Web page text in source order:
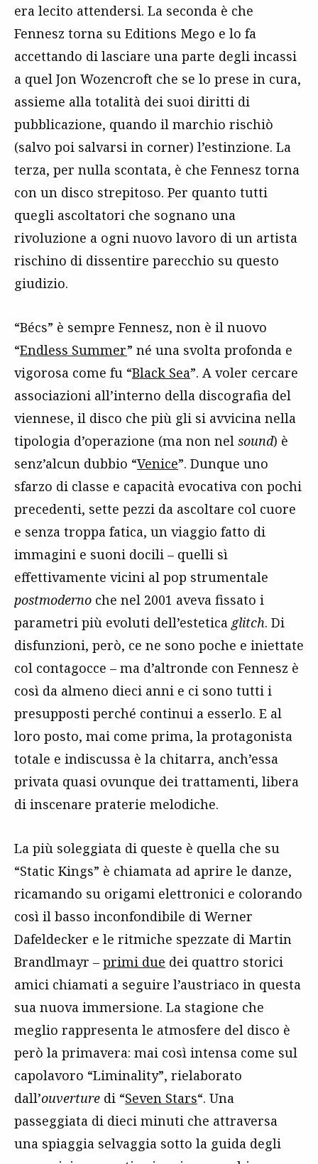
era lecito attendersi. La seconda è che
Fennesz torna su Editions Mego e lo fa
accettando di lasciare una parte degli incassi
a quel Jon Wozencroft che se lo prese in cura,
assieme alla totalità dei suoi diritti di
pubblicazione, quando il marchio rischiò
(salvo poi salvarsi in corner) l’estinzione. La
terza, per nulla scontata, è che Fennesz torna
con un disco strepitoso. Per quanto tutti
quegli ascoltatori che sognano una
rivoluzione a ogni nuovo lavoro di un artista
rischino di dissentire parecchio su questo
giudizio.
“Bécs” è sempre Fennesz, non è il nuovo
“Endless Summer” né una svolta profonda e
vigorosa come fu “Black Sea”. A voler cercare
associazioni all’interno della discografia del
viennese, il disco che più gli si avvicina nella
tipologia d’operazione (ma non nel sound) è
senz’alcun dubbio “Venice”. Dunque uno
sfarzo di classe e capacità evocativa con pochi
precedenti, sette pezzi da ascoltare col cuore
e senza troppa fatica, un viaggio fatto di
immagini e suoni docili – quelli sì
effettivamente vicini al pop strumentale
postmoderno che nel 2001 aveva fissato i
parametri più evoluti dell’estetica glitch. Di
disfunzioni, però, ce ne sono poche e iniettate
col contagocce – ma d’altronde con Fennesz è
così da almeno dieci anni e ci sono tutti i
presupposti perché continui a esserlo. E al
loro posto, mai come prima, la protagonista
totale e indiscussa è la chitarra, anch’essa
privata quasi ovunque dei trattamenti, libera
di inscenare praterie melodiche.
La più soleggiata di queste è quella che su
“Static Kings” è chiamata ad aprire le danze,
ricamando su origami elettronici e colorando
così il basso inconfondibile di Werner
Dafeldecker e le ritmiche spezzate di Martin
Brandlmayr – primi due dei quattro storici
amici chiamati a seguire l’austriaco in questa
sua nuova immersione. La stagione che
meglio rappresenta le atmosfere del disco è
però la primavera: mai così intensa come sul
capolavoro “Liminality”, rielaborato
dall’ouverture di “Seven Stars“. Una
passeggiata di dieci minuti che attraversa
una spiaggia selvaggia sotto la guida degli